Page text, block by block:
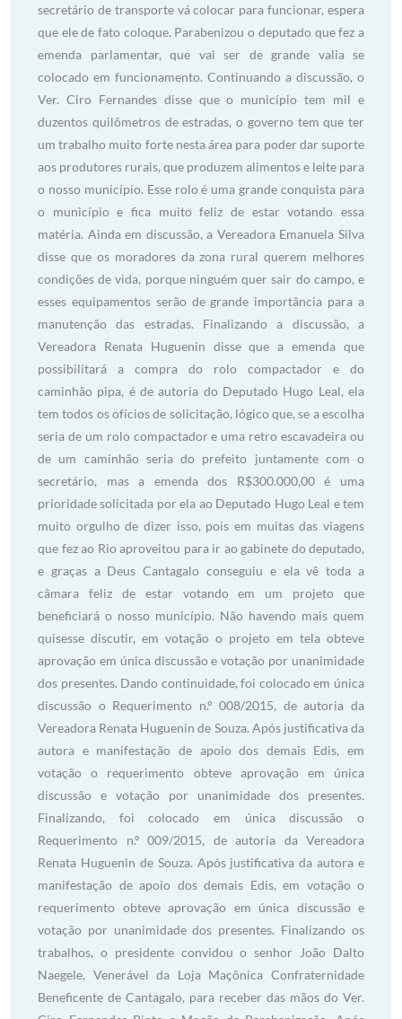
secretário de transporte vá colocar para funcionar, espera
que ele de fato coloque. Parabenizou o deputado que fez a
emenda parlamentar, que vai ser de grande valia se
colocado em funcionamento. Continuando a discussão, o
Ver. Ciro Fernandes disse que o município tem mil e
duzentos quilômetros de estradas, o governo tem que ter
um trabalho muito forte nesta área para poder dar suporte
aos produtores rurais, que produzem alimentos e leite para
o nosso município. Esse rolo é uma grande conquista para
o município e fica muito feliz de estar votando essa
matéria. Ainda em discussão, a Vereadora Emanuela Silva
disse que os moradores da zona rural querem melhores
condições de vida, porque ninguém quer sair do campo, e
esses equipamentos serão de grande importância para a
manutenção das estradas. Finalizando a discussão, a
Vereadora Renata Huguenin disse que a emenda que
possibilitará a compra do rolo compactador e do
caminhão pipa, é de autoria do Deputado Hugo Leal, ela
tem todos os ofícios de solicitação, lógico que, se a escolha
seria de um rolo compactador e uma retro escavadeira ou
de um caminhão seria do prefeito juntamente com o
secretário, mas a emenda dos R$300.000,00 é uma
prioridade solicitada por ela ao Deputado Hugo Leal e tem
muito orgulho de dizer isso, pois em muitas das viagens
que fez ao Rio aproveitou para ir ao gabinete do deputado,
e graças a Deus Cantagalo conseguiu e ela vê toda a
câmara feliz de estar votando em um projeto que
beneficiará o nosso município. Não havendo mais quem
quisesse discutir, em votação o projeto em tela obteve
aprovação em única discussão e votação por unanimidade
dos presentes. Dando continuidade, foi colocado em única
discussão o Requerimento n.º 008/2015, de autoria da
Vereadora Renata Huguenin de Souza. Após justificativa da
autora e manifestação de apoio dos demais Edis, em
votação o requerimento obteve aprovação em única
discussão e votação por unanimidade dos presentes.
Finalizando, foi colocado em única discussão o
Requerimento n.º 009/2015, de autoria da Vereadora
Renata Huguenin de Souza. Após justificativa da autora e
manifestação de apoio dos demais Edis, em votação o
requerimento obteve aprovação em única discussão e
votação por unanimidade dos presentes. Finalizando os
trabalhos, o presidente convidou o senhor João Dalto
Naegele, Venerável da Loja Maçônica Confraternidade
Beneficente de Cantagalo, para receber das mãos do Ver.